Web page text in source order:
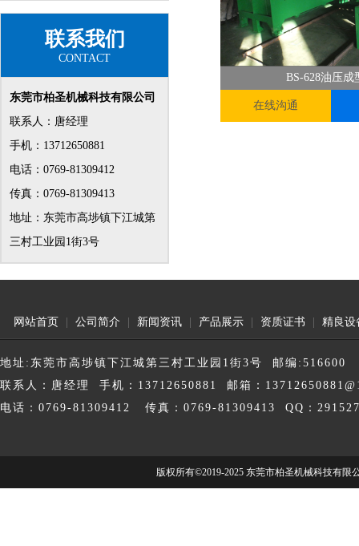
联系我们
CONTACT
东莞市柏圣机械科技有限公司
联系人：唐经理
手机：13712650881
电话：0769-81309412
传真：0769-81309413
地址：东莞市高埗镇下江城第
三村工业园1街3号
BS-628油压成
在线沟通
网站首页 公司简介 新闻资讯 产品展示 资质证书 精良设
地址:东莞市高埗镇下江城第三村工业园1街3号 邮编:516600
联系人：唐经理 手机：13712650881 邮箱：
电话：0769-81309412 传真：0769-81309413 QQ：
版权所有©2019-2025 东莞市柏圣机械科技有限